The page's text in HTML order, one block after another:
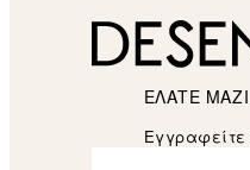
ΕΛΑΤΕ
Εγγραφείτε